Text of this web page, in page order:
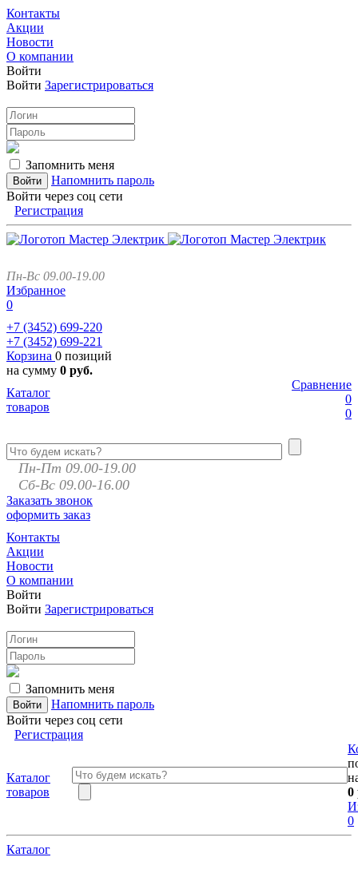
Контакты
Акции
Новости
О компании
Войти
Войти Зарегистрироваться
Запомнить меня
Напомнить пароль
Войти через соц сети
Регистрация
Пн-Вс 09.00-19.00
Избранное
0
+7 (3452) 699-220
+7 (3452) 699-221
Корзина 0 позиций
на сумму 0 руб.
Сравнение
0
0
Каталог
товаров
Пн-Пт 09.00-19.00
Сб-Вс 09.00-16.00
Заказать звонок
оформить заказ
Контакты
Акции
Новости
О компании
Войти
Войти Зарегистрироваться
Запомнить меня
Напомнить пароль
Войти через соц сети
Регистрация
Каталог
товаров
0
0
Каталог